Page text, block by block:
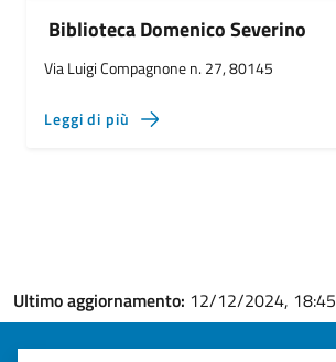
Biblioteca Domenico Severino
Via Luigi Compagnone n. 27, 80145
Leggi di più
Ultimo aggiornamento: 12/12/2024, 18:45